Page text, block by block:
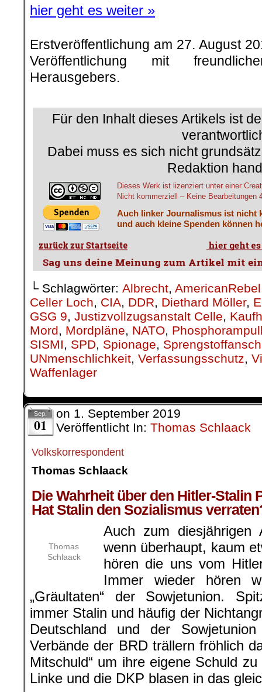
hier geht es weiter »
Erstveröffentlichung am 27. August
Veröffentlichung mit
Herausgebers.
Für den Inhalt dieses Artikels ist
Dabei muss es sich nicht
Redaktion
Dieses Werk ist lizenziert unter einer
Nicht kommerziell – Keine Bearbeitungen
Auch linker Journalismus ist nicht
und auch kleine Spenden können
└ Schlagwörter: Albrecht, AmericanRebel
Celler Loch, CIA, DDR, Diethard Möller,
GSG 9, Justizvollzugsanstalt Celle,
Mord, Mordpläne, NATO,
SISMI, SPD, Spionage,
UNmenschlichkeit, Verfassungsschutz,
Waffenlager
Sep.
01
on 1. September 2019
Veröffentlicht In: Thomas Schlaack
Volkskorrespondent
Thomas Schlaack
Die Wahrheit über den Hitler-Stalin
Hat Stalin den Sozialismus
Thomas
Schlaack
Auch zum diesjährigen
wenn überhaupt, kaum
hören die uns vom
Immer wieder hören
„Gräultaten“ der Sowjetunion.
immer Stalin und häufig der
Deutschland und der
Verbände der BRD trällern fröhlich
Mitschuld“ um ihre eigene Schuld
Linke und die DKP blasen in das